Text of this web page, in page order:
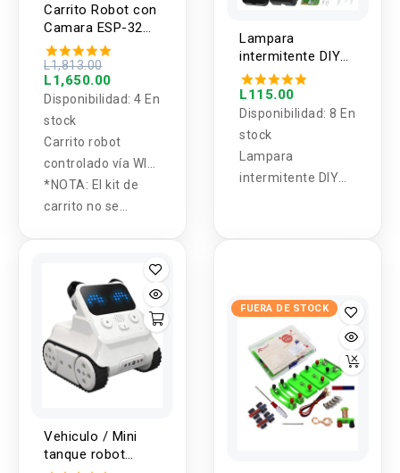
Carrito Robot con
Camara ESP-32
WIFI
L1,813.00
L1,650.00
Disponibilidad: 4 En
stock
Carrito robot
controlado vía WIFI
a través de
microcontrolador
32CAM.
*NOTA: El kit de
carrito no se
Lampara
intermitente DIY
FLA-1
L115.00
Disponibilidad: 8 En
stock
Lampara
intermitente DIY
Vehiculo / Mini
tanque robot
FUERA DE STOCK